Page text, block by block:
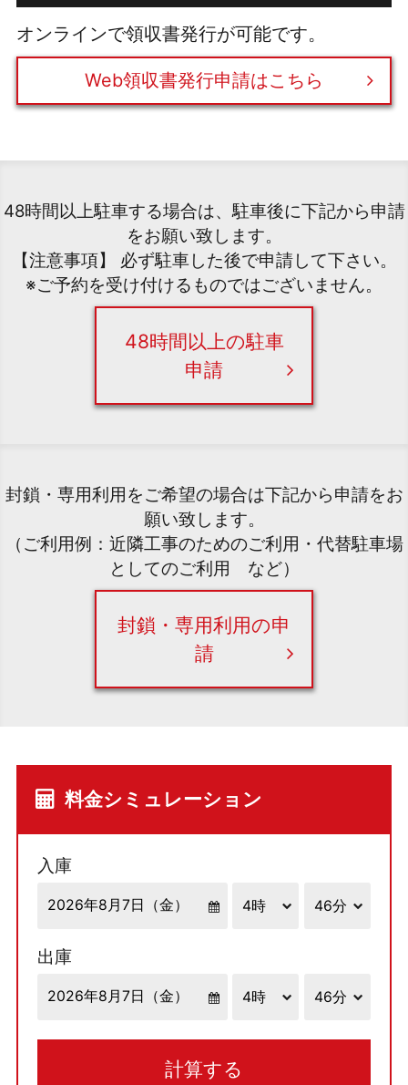
オンラインで領収書発行が可能です。
Web領収書発行申請はこちら
48時間以上駐車する場合は、駐車後に下記から申請
をお願い致します。
【注意事項】 必ず駐車した後で申請して下さい。
※ご予約を受け付けるものではございません。
48時間以上の駐車
申請
封鎖・専用利用をご希望の場合は下記から申請をお
願い致します。
（ご利用例：近隣工事のためのご利用・代替駐車場
としてのご利用 など）
封鎖・専用利用の申
請
料金シミュレーション
入庫
出庫
計算する